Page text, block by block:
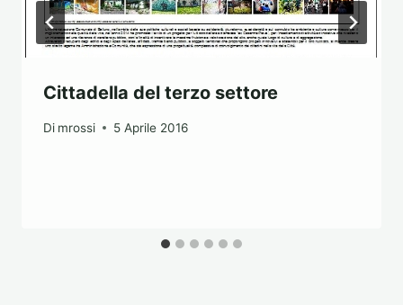
Cittadella del terzo settore
Di mrossi 5 Aprile 2016